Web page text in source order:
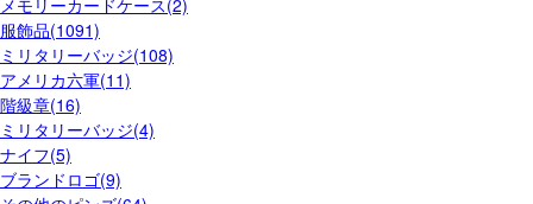
メモリーカードケース(2)
服飾品(1091)
ミリタリーバッジ(108)
アメリカ六軍(11)
階級章(16)
ミリタリーバッジ(4)
ナイフ(5)
ブランドロゴ(9)